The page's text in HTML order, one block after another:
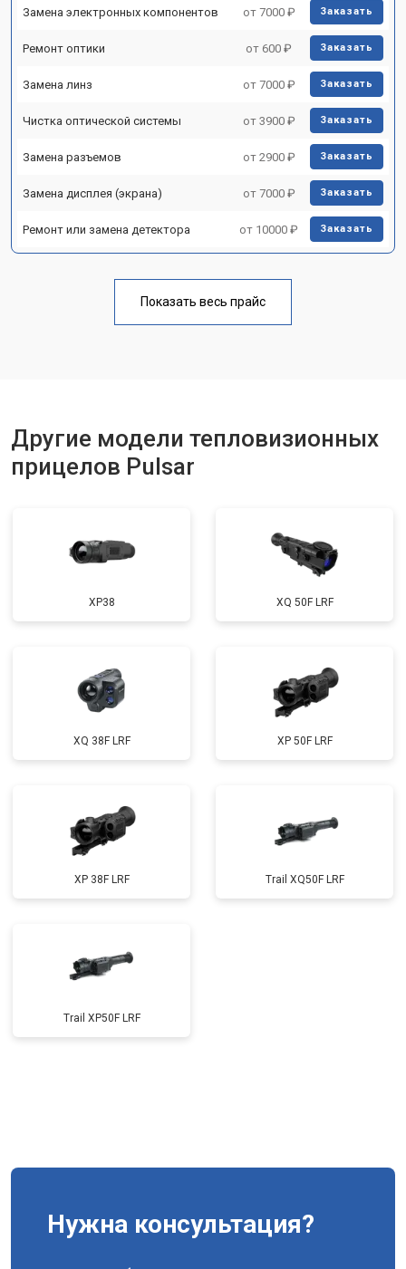
Замена электронных компонентов от 7000 ₽ Заказать
Ремонт оптики от 600 ₽ Заказать
Замена линз от 7000 ₽ Заказать
Чистка оптической системы от 3900 ₽ Заказать
Замена разъемов от 2900 ₽ Заказать
Замена дисплея (экрана) от 7000 ₽ Заказать
Ремонт или замена детектора от 10000 ₽ Заказать
Показать весь прайс
Другие модели тепловизионных
прицелов Pulsar
XP38 XQ 50F LRF
XQ 38F LRF XP 50F LRF
XP 38F LRF Trail XQ50F LRF
Trail XP50F LRF
Нужна консультация?